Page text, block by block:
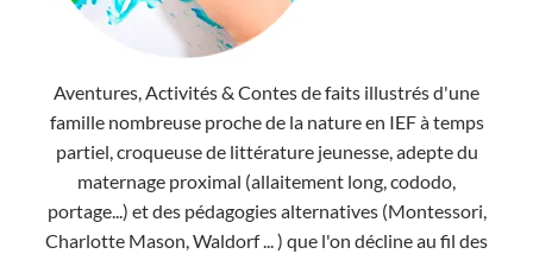
Aventures, Activités & Contes de faits illustrés d'une
famille nombreuse proche de la nature en IEF à temps
partiel, croqueuse de littérature jeunesse, adepte du
maternage proximal (allaitement long, cododo,
portage...) et des pédagogies alternatives (Montessori,
Charlotte Mason, Waldorf ... ) que l'on décline au fil des